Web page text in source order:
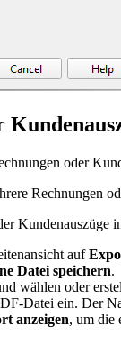
oder
Rechnungen
Kundenauszüge
auf
Datei speichern.
wählen oder
Datei ein. Der
anzeigen, um die